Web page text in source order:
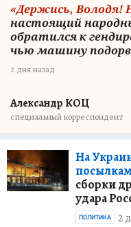
«Держись,
настоящий
обратился к
чью машину
2 дня назад
Александр КОЦ
специальный корреспондент
На
сборки
удара
2
ПОЛИТИКА